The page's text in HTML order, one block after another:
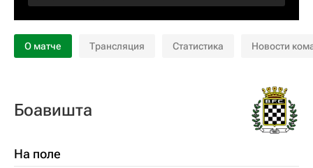
О матче Трансляция Статистика Новости
Боавишта
На поле